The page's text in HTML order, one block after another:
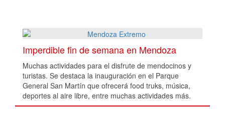
Imperdible fin de semana en Mendoza
Muchas actividades para el disfrute de mendocinos y
turistas. Se destaca la inauguración en el Parque
General San Martín que ofrecerá food truks, música,
deportes al aire libre, entre muchas actividades más.